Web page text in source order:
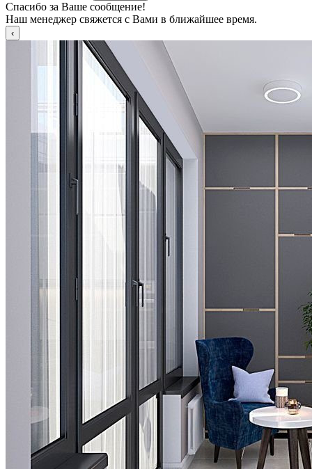
Спасибо за Ваше сообщение!
Наш менеджер свяжется с Вами в ближайшее время.